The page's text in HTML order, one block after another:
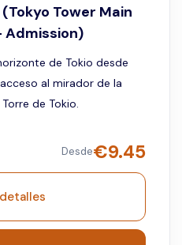
Tower Main
Admission)
de Tokio desde
al mirador de la
de Tokio.
Desde€9.45